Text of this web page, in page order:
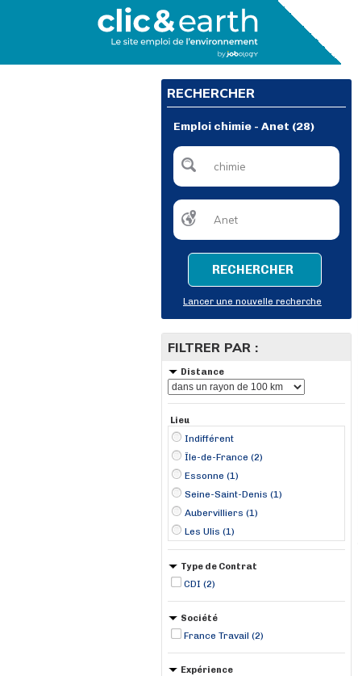
RECHERCHER
Emploi chimie - Anet (28)
RECHERCHER
Lancer une nouvelle recherche
FILTRER PAR :
Distance
Lieu
Indifférent
Île-de-France (2)
Essonne (1)
Seine-Saint-Denis (1)
Aubervilliers (1)
Les Ulis (1)
Type de Contrat
CDI (2)
Société
France Travail (2)
Expérience